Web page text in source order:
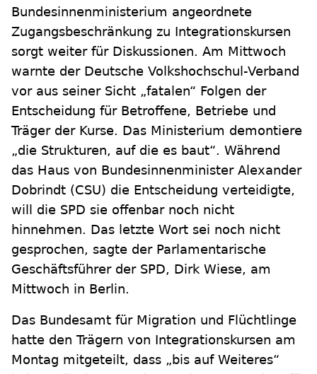
Bundesinnenministerium angeordnete
Zugangsbeschränkung zu Integrationskursen
sorgt weiter für Diskussionen. Am Mittwoch
warnte der Deutsche Volkshochschul-Verband
vor aus seiner Sicht „fatalen“ Folgen der
Entscheidung für Betroffene, Betriebe und
Träger der Kurse. Das Ministerium demontiere
„die Strukturen, auf die es baut“. Während
das Haus von Bundesinnenminister Alexander
Dobrindt (CSU) die Entscheidung verteidigte,
will die SPD sie offenbar noch nicht
hinnehmen. Das letzte Wort sei noch nicht
gesprochen, sagte der Parlamentarische
Geschäftsführer der SPD, Dirk Wiese, am
Mittwoch in Berlin.
Das Bundesamt für Migration und Flüchtlinge
hatte den Trägern von Integrationskursen am
Montag mitgeteilt, dass „bis auf Weiteres“